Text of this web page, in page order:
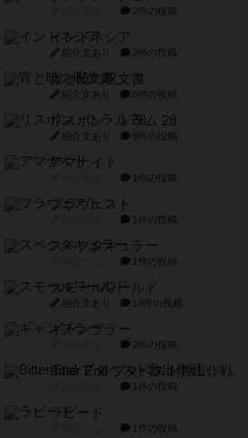
2件の投稿
インドネシア
紹介文あり 2件の投稿
宵と暁の呪文書
紹介文あり 8件の投稿
リスボン・トラム 28
紹介文あり 9件の投稿
アマナイト
1件の投稿
ブラヴェスト
1件の投稿
スペクタキュラー
1件の投稿
スモールワールド
紹介文あり 13件の投稿
ギャンブラー
2件の投稿
Bitter End ブタペスト救出作戦
1件の投稿
ラピード
1件の投稿